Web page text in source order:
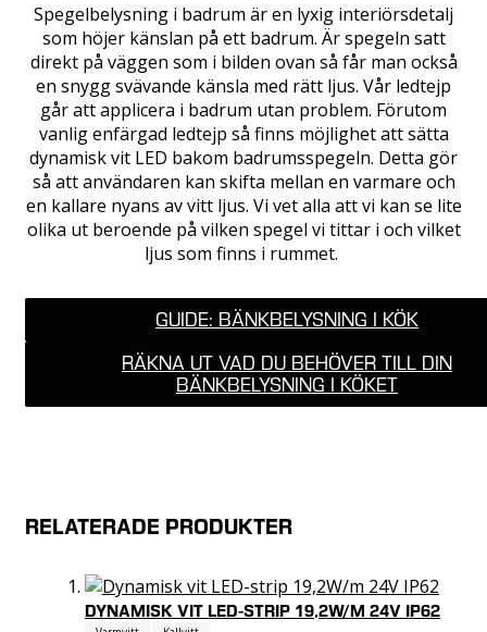
Spegelbelysning i badrum är en lyxig interiörsdetalj
som höjer känslan på ett badrum. Är spegeln satt
direkt på väggen som i bilden ovan så får man också
en snygg svävande känsla med rätt ljus. Vår ledtejp
går att applicera i badrum utan problem. Förutom
vanlig enfärgad ledtejp så finns möjlighet att sätta
dynamisk vit LED bakom badrumsspegeln. Detta gör
så att användaren kan skifta mellan en varmare och
en kallare nyans av vitt ljus. Vi vet alla att vi kan se lite
olika ut beroende på vilken spegel vi tittar i och vilket
ljus som finns i rummet.
GUIDE: BÄNKBELYSNING I KÖK
RÄKNA UT VAD DU BEHÖVER TILL DIN
BÄNKBELYSNING I KÖKET
RELATERADE PRODUKTER
DYNAMISK VIT LED-STRIP 19,2W/M 24V IP62